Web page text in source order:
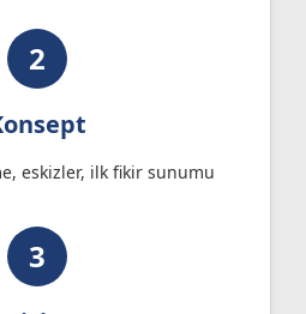
2
eskizler, ilk fikir sunumu
3